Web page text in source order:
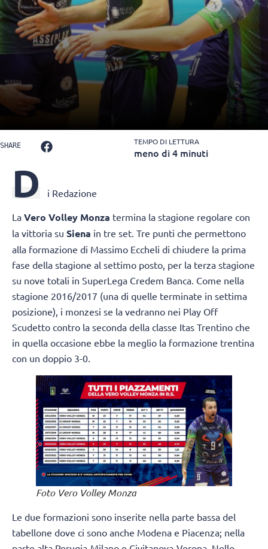
SHARE TEMPO DI LETTURA
meno di 4 minuti
D i Redazione
La Vero Volley Monza termina la stagione regolare con
la vittoria su Siena in tre set. Tre punti che permettono
alla formazione di Massimo Eccheli di chiudere la prima
fase della stagione al settimo posto, per la terza stagione
su nove totali in SuperLega Credem Banca. Come nella
stagione 2016/2017 (una di quelle terminate in settima
posizione), i monzesi se la vedranno nei Play Off
Scudetto contro la seconda della classe Itas Trentino che
in quella occasione ebbe la meglio la formazione trentina
con un doppio 3-0.
Foto Vero Volley Monza
Le due formazioni sono inserite nella parte bassa del
tabellone dove ci sono anche Modena e Piacenza; nella